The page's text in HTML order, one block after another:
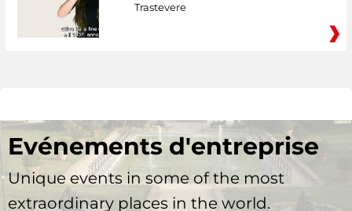
Trastevere
Evénements d'entreprise
Unique events in some of the most
extraordinary places in the world.